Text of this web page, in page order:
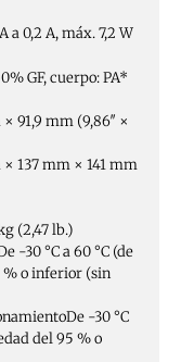
a 0,2 A, máx. 7,2 W
GF, cuerpo: PA*
91,9 mm (9,86″ ×
× 137 mm × 141 mm
(2,47 lb.)
-30 °C a 60 °C (de
% o inferior (sin
De -30 °C
del 95 % o